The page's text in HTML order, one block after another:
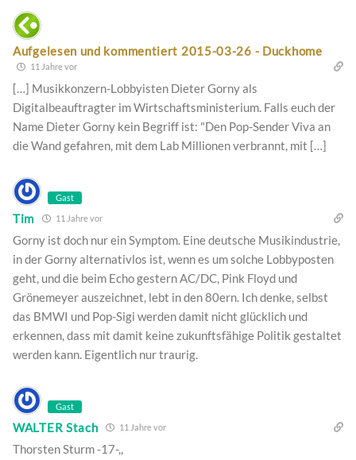
Aufgelesen und kommentiert 2015-03-26 - Duckhome
11 Jahre vor
[…] Musikkonzern-Lobbyisten Dieter Gorny als
Digitalbeauftragter im Wirtschaftsministerium. Falls euch der
Name Dieter Gorny kein Begriff ist: "Den Pop-Sender Viva an
die Wand gefahren, mit dem Lab Millionen verbrannt, mit […]
Gast
Tim 11 Jahre vor
Gorny ist doch nur ein Symptom. Eine deutsche Musikindustrie,
in der Gorny alternativlos ist, wenn es um solche Lobbyposten
geht, und die beim Echo gestern AC/DC, Pink Floyd und
Grönemeyer auszeichnet, lebt in den 80ern. Ich denke, selbst
das BMWI und Pop-Sigi werden damit nicht glücklich und
erkennen, dass mit damit keine zukunftsfähige Politik gestaltet
werden kann. Eigentlich nur traurig.
Gast
WALTER Stach 11 Jahre vor
Thorsten Sturm -17-,,